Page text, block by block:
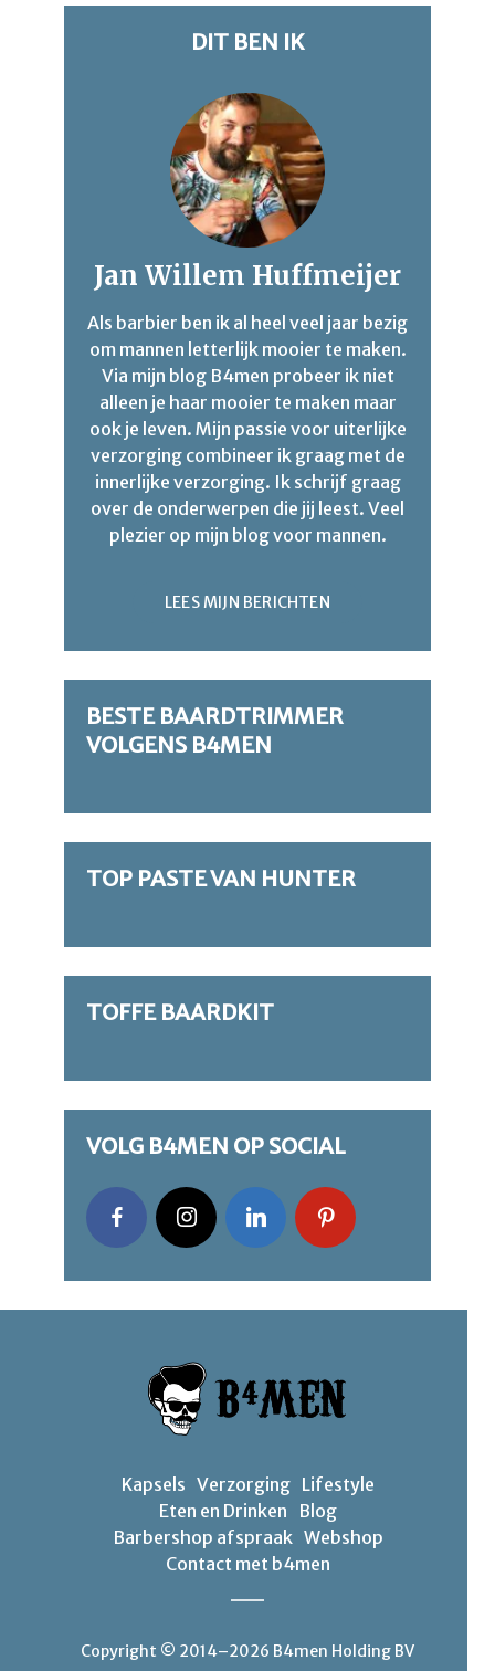
DIT BEN IK
Jan Willem Huffmeijer
Als barbier ben ik al heel veel jaar bezig
om mannen letterlijk mooier te maken.
Via mijn blog B4men probeer ik niet
alleen je haar mooier te maken maar
ook je leven. Mijn passie voor uiterlijke
verzorging combineer ik graag met de
innerlijke verzorging. Ik schrijf graag
over de onderwerpen die jij leest. Veel
plezier op mijn blog voor mannen.
LEES MIJN BERICHTEN
BESTE BAARDTRIMMER
VOLGENS B4MEN
TOP PASTE VAN HUNTER
TOFFE BAARDKIT
VOLG B4MEN OP SOCIAL
Kapsels Verzorging Lifestyle
Eten en Drinken
Blog
Barbershop afspraak Webshop
Contact met b4men
Copyright © 2014–2026 B4men Holding BV